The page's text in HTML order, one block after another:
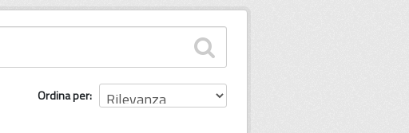
Ordina per